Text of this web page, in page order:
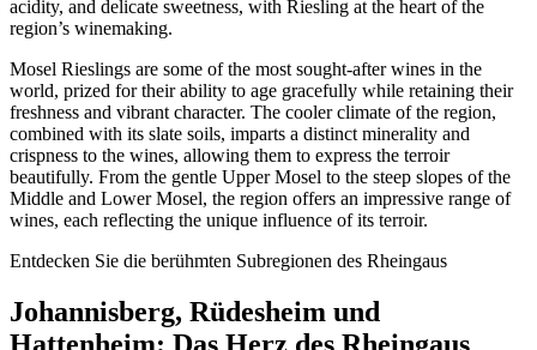
acidity, and delicate sweetness, with Riesling at the heart of the
region’s winemaking.
Mosel Rieslings are some of the most sought-after wines in the
world, prized for their ability to age gracefully while retaining their
freshness and vibrant character. The cooler climate of the region,
combined with its slate soils, imparts a distinct minerality and
crispness to the wines, allowing them to express the terroir
beautifully. From the gentle Upper Mosel to the steep slopes of the
Middle and Lower Mosel, the region offers an impressive range of
wines, each reflecting the unique influence of its terroir.
Entdecken Sie die berühmten Subregionen des Rheingaus
Johannisberg, Rüdesheim und
Hattenheim: Das Herz des Rheingaus